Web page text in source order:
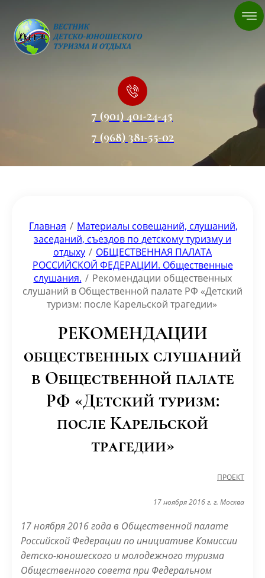
7 (901) 401-24-45
7 (968) 381-55-02
Главная / Материалы совещаний, слушаний,
заседаний, съездов по детскому туризму и
отдыху / ОБЩЕСТВЕННАЯ ПАЛАТА
РОССИЙСКОЙ ФЕДЕРАЦИИ. Общественные
слушания. / Рекомендации общественных
слушаний в Общественной палате РФ «Детский
туризм: после Карельской трагедии»
РЕКОМЕНДАЦИИ
общественных слушаний
в Общественной палате
РФ «Детский туризм:
после Карельской
трагедии»
ПРОЕКТ
17 ноября 2016 г. г. Москва
17 ноября 2016 года в Общественной палате
Российской Федерации по инициативе Комиссии
детско-юношеского и молодежного туризма
Общественного совета при Федеральном